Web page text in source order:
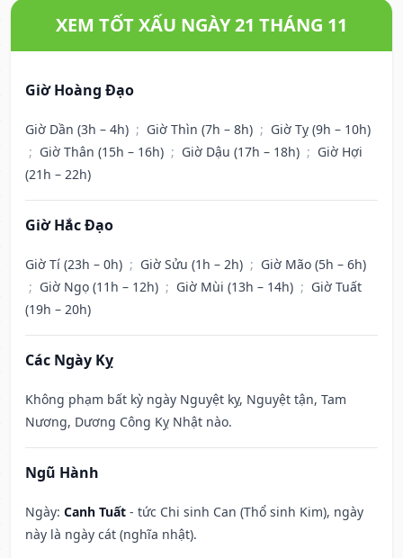
XEM TỐT XẤU NGÀY 21 THÁNG 11
Giờ Hoàng Đạo
Giờ Dần (3h – 4h) ; Giờ Thìn (7h – 8h) ; Giờ Tỵ (9h – 10h)
; Giờ Thân (15h – 16h) ; Giờ Dậu (17h – 18h) ; Giờ Hợi
(21h – 22h)
Giờ Hắc Đạo
Giờ Tí (23h – 0h) ; Giờ Sửu (1h – 2h) ; Giờ Mão (5h – 6h)
; Giờ Ngọ (11h – 12h) ; Giờ Mùi (13h – 14h) ; Giờ Tuất
(19h – 20h)
Các Ngày Kỵ
Không phạm bất kỳ ngày Nguyệt kỵ, Nguyệt tận, Tam
Nương, Dương Công Kỵ Nhật nào.
Ngũ Hành
Ngày: Canh Tuất - tức Chi sinh Can (Thổ sinh Kim), ngày
này là ngày cát (nghĩa nhật).